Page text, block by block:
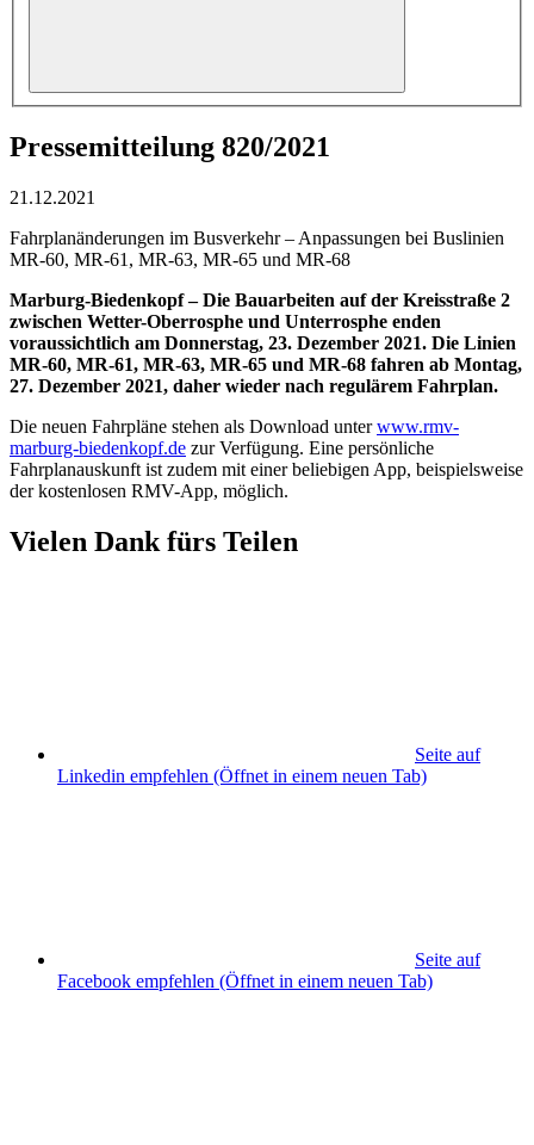
Pressemitteilung 820/2021
21.12.2021
Fahrplanänderungen im Busverkehr – Anpassungen bei Buslinien
MR-60, MR-61, MR-63, MR-65 und MR-68
Marburg-Biedenkopf –Die Bauarbeiten auf der Kreisstraße 2
zwischen Wetter-Oberrosphe und Unterrosphe enden
voraussichtlich am Donnerstag, 23. Dezember 2021. Die Linien
MR-60, MR-61, MR-63, MR-65 und MR-68 fahren ab Montag,
27. Dezember 2021, daher wieder nach regulärem Fahrplan.
Die neuen Fahrpläne stehen als Download unterwww.rmv-
marburg-biedenkopf.de zur Verfügung. Eine persönliche
Fahrplanauskunft ist zudem mit einer beliebigen App, beispielsweise
der kostenlosen RMV-App, möglich.
Vielen Dank fürs Teilen
Seite auf
Linkedin empfehlen (Öffnet in einem neuen Tab)
Seite auf
Facebook empfehlen (Öffnet in einem neuen Tab)